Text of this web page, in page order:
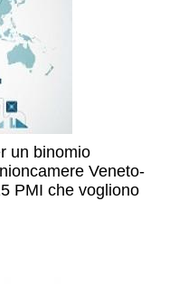
un binomio
Veneto-
PMI che vogliono